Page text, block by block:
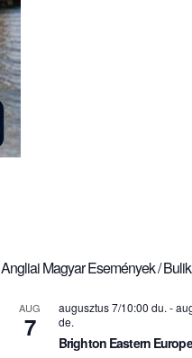
Angliai Magyar Események / Bulik
AUG
7
augusztus 7/10:00 du. -
de.
Brighton Eastern